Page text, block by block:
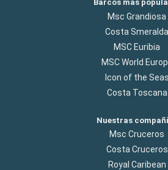
Barcos más
Msc Grandiosa
Costa Smeralda
MSC Euribia
MSC World
Icon of the Seas
Costa Toscana
Nuestras
Msc Cruceros
Costa Cruceros
Royal Caribean